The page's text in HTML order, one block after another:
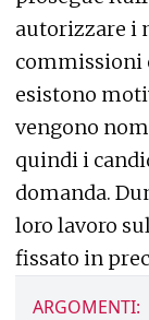
autorizzare i
commissioni
esistono
vengono
quindi i
domanda.
loro lavoro
fissato in
ARGOMENTI: